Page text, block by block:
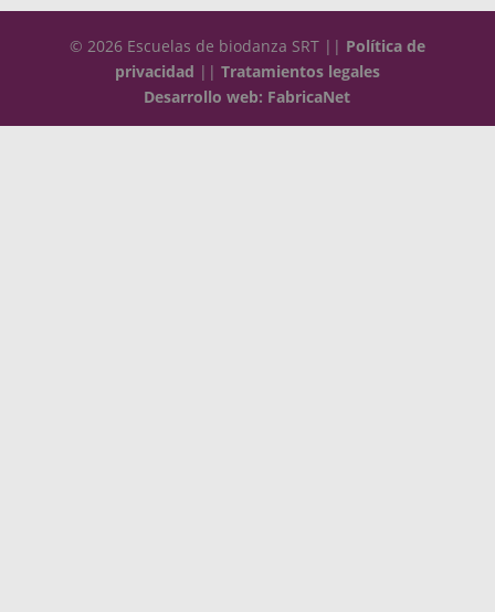
© 2026 Escuelas de biodanza SRT || Política de
privacidad || Tratamientos legales
Desarrollo web: FabricaNet